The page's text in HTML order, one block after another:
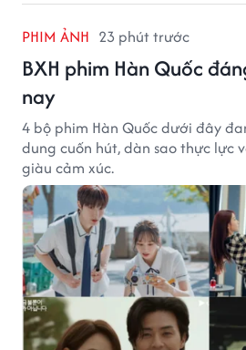
PHIM ẢNH 23 phút trước
BXH phim Hàn Quốc
nay
4 bộ phim Hàn Quốc dưới đây
dung cuốn hút, dàn sao thực lực
giàu cảm xúc.